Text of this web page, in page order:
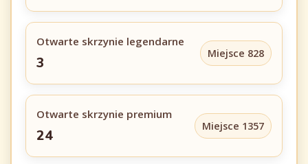
Otwarte skrzynie legendarne
3
Miejsce 828
Otwarte skrzynie premium
24
Miejsce 1357